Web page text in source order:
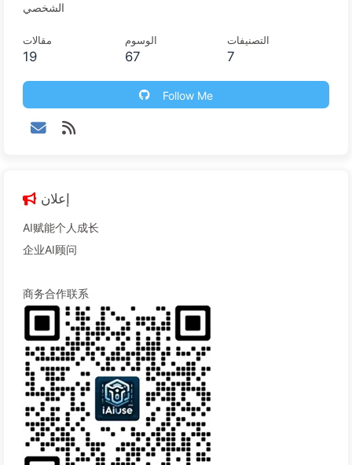
الشخصي
مقالات
19
الوسوم
67
التصنيفات
7
Follow Me
إعلان
AI赋能个人成长
企业AI顾问
商务合作联系